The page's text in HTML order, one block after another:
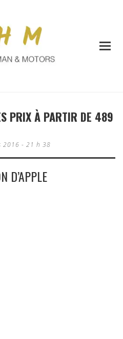
PRIX À PARTIR DE 489
2016 - 21 h 38
D’APPLE